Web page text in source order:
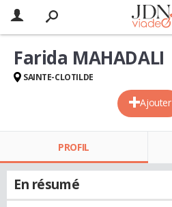
Ajouter
Farida MAHADALI
SAINTE-CLOTILDE
PROFIL
En résumé